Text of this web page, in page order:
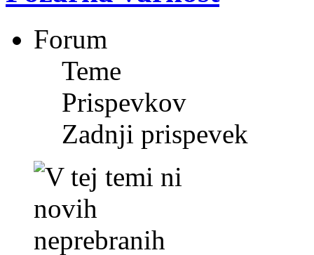
Forum
Teme
Prispevkov
Zadnji prispevek